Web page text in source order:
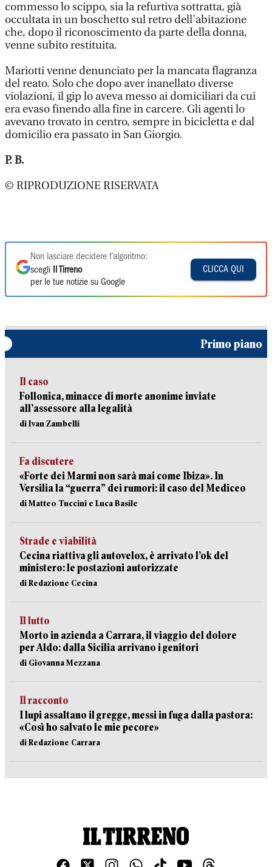
commesso lo scippo, sia la refurtiva sottratta, già
occultata in un boschetto sul retro dell’abitazione
che, dopo il riconoscimento da parte della donna,
venne subito restituita.
Mariotti venne denunciato per la mancata flagranza
del reato. Solo che dopo aver inanellato diverse
violazioni, il gip lo aveva messo ai domiciliari da cui
era evaso finendo alla fine in carcere. Gli agenti lo
avevano trovato in centro, sempre in bicicletta e dal
domicilio era passato in San Giorgio.
P. B.
© RIPRODUZIONE RISERVATA
Non lasciare decidere l'algoritmo:
scegli
Il Tirreno
per le tue notizie su Google
CLICCA QUI
Primo piano
Il caso
Follonica, minacce di morte anonime inviate
all’assessore alla legalità
di Ivan Zambelli
Fa discutere
«Forte dei Marmi non sarà mai come Ibiza». In
Versilia la “guerra” dei rumori: il caso del Mediceo
di Matteo Tuccini e Luca Basile
Strade e viabilità
Cecina riattiva gli autovelox, è arrivato l’ok del
ministero: le postazioni autorizzate
di Redazione Cecina
Il lutto
Morto in azienda a Carrara, il viaggio del dolore
per Aldo: dalla Sicilia arrivano i genitori
di Giovanna Mezzana
Il racconto
I lupi assaltano il gregge, messi in fuga dalla pastora:
«Così ho salvato le mie pecore»
di Redazione Carrara